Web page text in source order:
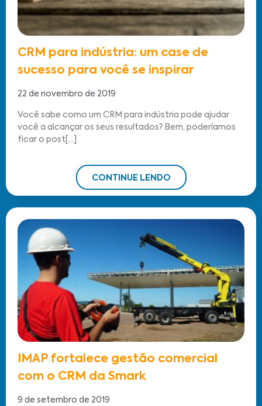
CRM para indústria: um case de
sucesso para você se inspirar
22 de novembro de 2019
Você sabe como um CRM para indústria pode ajudar
você a alcançar os seus resultados? Bem, poderíamos
ficar o post[...]
CONTINUE LENDO
IMAP fortalece gestão comercial
com o CRM da Smark
9 de setembro de 2019